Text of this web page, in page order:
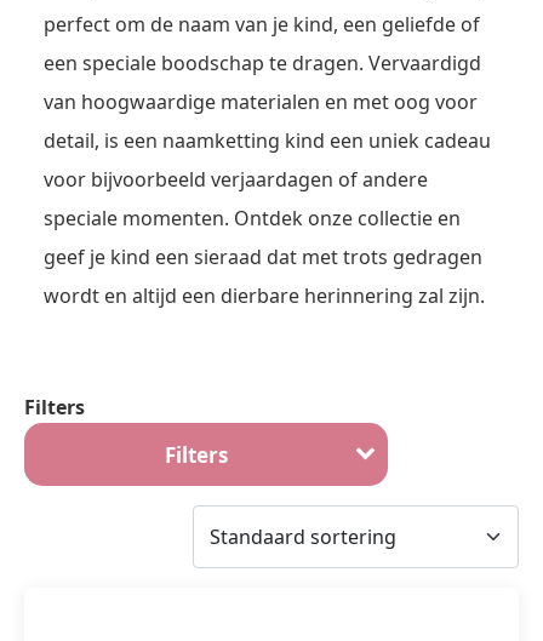
perfect om de naam van je kind, een geliefde of
een speciale boodschap te dragen. Vervaardigd
van hoogwaardige materialen en met oog voor
detail, is een naamketting kind een uniek cadeau
voor bijvoorbeeld verjaardagen of andere
speciale momenten. Ontdek onze collectie en
geef je kind een sieraad dat met trots gedragen
wordt en altijd een dierbare herinnering zal zijn.
Filters
Filters